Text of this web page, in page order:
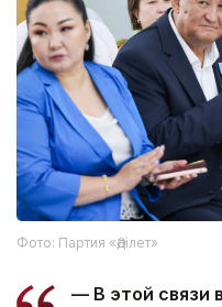
Фото: Партия «Әділет»
— В этой связи